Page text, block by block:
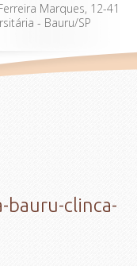
Marques, 12-41
- Bauru/SP
bauru-clinca-